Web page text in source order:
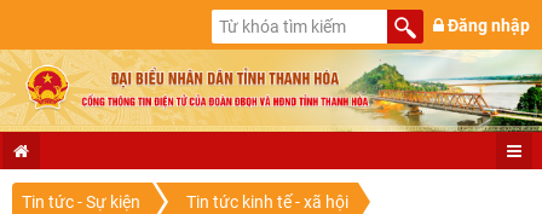
Đăng nhập
Tin tức - Sự kiện Tin tức kinh tế - xã hội